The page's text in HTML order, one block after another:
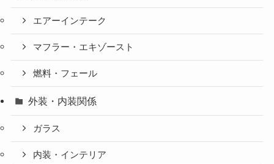
エアーインテーク
マフラー・エキゾースト
燃料・フェール
外装・内装関係
ガラス
内装・インテリア